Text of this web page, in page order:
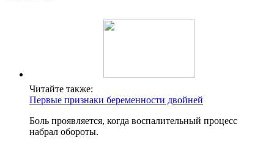
Читайте также:
Первые признаки беременности двойней
Боль проявляется, когда воспалительный процесс
набрал обороты.